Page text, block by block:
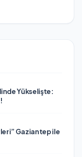
Yükselişte:
Gaziantep ile